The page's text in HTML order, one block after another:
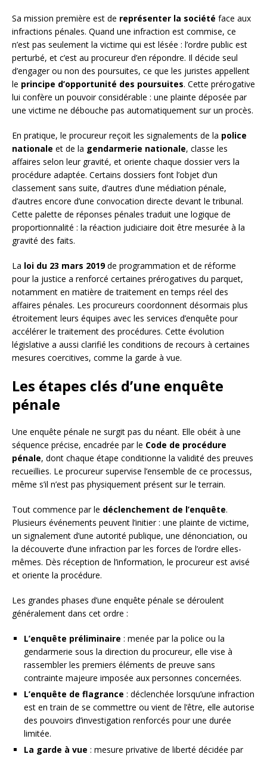
Sa mission première est de représenter la société face aux
infractions pénales. Quand une infraction est commise, ce
n’est pas seulement la victime qui est lésée : l’ordre public est
perturbé, et c’est au procureur d’en répondre. Il décide seul
d’engager ou non des poursuites, ce que les juristes appellent
le principe d’opportunité des poursuites. Cette prérogative
lui confère un pouvoir considérable : une plainte déposée par
une victime ne débouche pas automatiquement sur un procès.
En pratique, le procureur reçoit les signalements de la police
nationale et de la gendarmerie nationale, classe les
affaires selon leur gravité, et oriente chaque dossier vers la
procédure adaptée. Certains dossiers font l’objet d’un
classement sans suite, d’autres d’une médiation pénale,
d’autres encore d’une convocation directe devant le tribunal.
Cette palette de réponses pénales traduit une logique de
proportionnalité : la réaction judiciaire doit être mesurée à la
gravité des faits.
La loi du 23 mars 2019de programmation et de réforme
pour la justice a renforcé certaines prérogatives du parquet,
notamment en matière de traitement en temps réel des
affaires pénales. Les procureurs coordonnent désormais plus
étroitement leurs équipes avec les services d’enquête pour
accélérer le traitement des procédures. Cette évolution
législative a aussi clarifié les conditions de recours à certaines
mesures coercitives, comme la garde à vue.
Les étapes clés d’une enquête
pénale
Une enquête pénale ne surgit pas du néant. Elle obéit à une
séquence précise, encadrée par le Code de procédure
pénale, dont chaque étape conditionne la validité des preuves
recueillies. Le procureur supervise l’ensemble de ce processus,
même s’il n’est pas physiquement présent sur le terrain.
Tout commence par le déclenchement de l’enquête.
Plusieurs événements peuvent l’initier : une plainte de victime,
un signalement d’une autorité publique, une dénonciation, ou
la découverte d’une infraction par les forces de l’ordre elles-
mêmes. Dès réception de l’information, le procureur est avisé
et oriente la procédure.
Les grandes phases d’une enquête pénale se déroulent
généralement dans cet ordre :
L’enquête préliminaire : menée par la police ou la
gendarmerie sous la direction du procureur, elle vise à
rassembler les premiers éléments de preuve sans
contrainte majeure imposée aux personnes concernées.
L’enquête de flagrance : déclenchée lorsqu’une infraction
est en train de se commettre ou vient de l’être, elle autorise
des pouvoirs d’investigation renforcés pour une durée
limitée.
La garde à vue : mesure privative de liberté décidée par